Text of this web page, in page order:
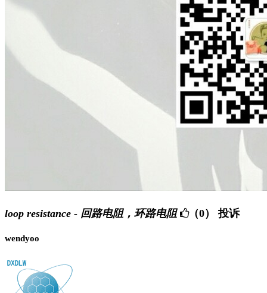
loop resistance - 回路电阻，环路电阻 （0） 投诉
wendyoo